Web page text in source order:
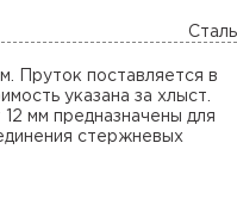
Сталь
Пруток поставляется в
указана за хлыст.
мм предназначены для
стержневых